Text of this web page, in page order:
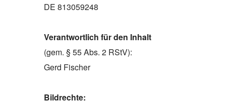
DE 813059248
Verantwortlich für den Inhalt
(gem. § 55 Abs. 2 RStV):
Gerd Fischer
Bildrechte: